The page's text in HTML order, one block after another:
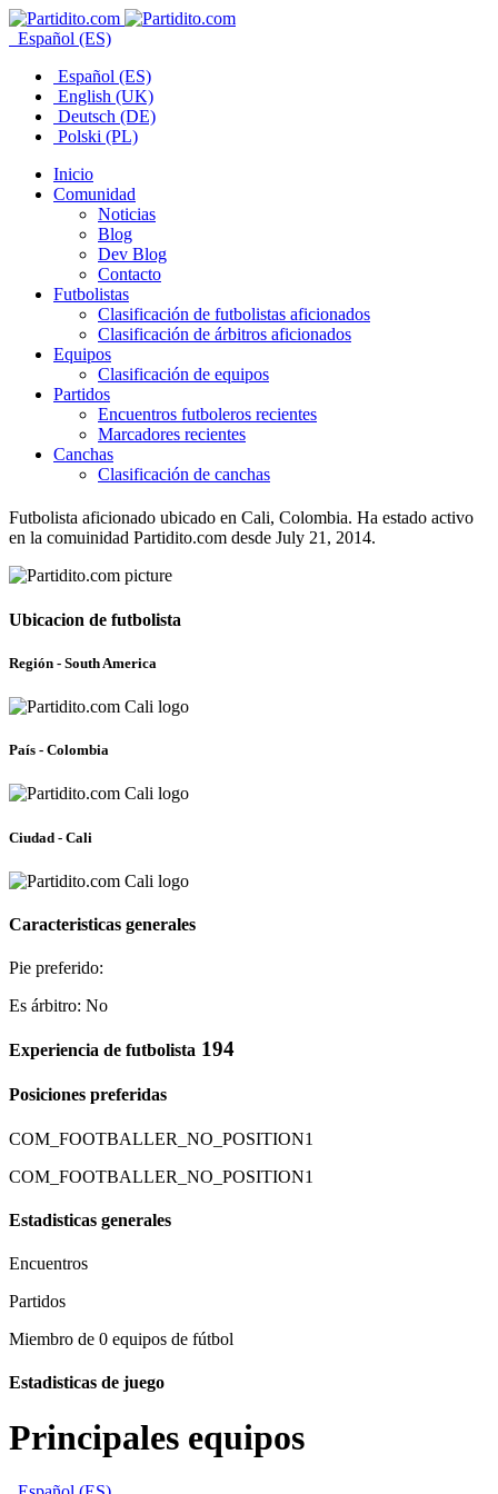
Español (ES)
Español (ES)
English (UK)
Deutsch (DE)
Polski (PL)
Inicio
Comunidad
Noticias
Blog
Dev Blog
Contacto
Futbolistas
Clasificación de futbolistas aficionados
Clasificación de árbitros aficionados
Equipos
Clasificación de equipos
Partidos
Encuentros futboleros recientes
Marcadores recientes
Canchas
Clasificación de canchas
Futbolista aficionado ubicado en Cali, Colombia. Ha estado activo
en la comuinidad Partidito.com desde July 21, 2014.
Ubicacion de futbolista
Región - South America
País - Colombia
Ciudad - Cali
Caracteristicas generales
Pie preferido:
Es árbitro: No
Experiencia de futbolista 194
Posiciones preferidas
COM_FOOTBALLER_NO_POSITION1
COM_FOOTBALLER_NO_POSITION1
Estadisticas generales
Encuentros
Partidos
Miembro de 0 equipos de fútbol
Estadisticas de juego
Principales equipos